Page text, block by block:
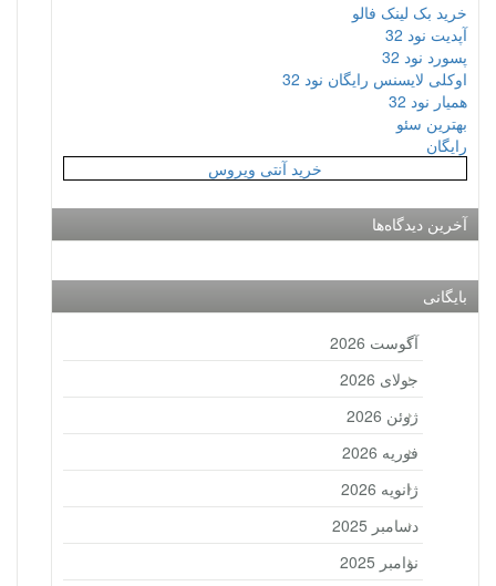
خرید بک لینک فالو
آپدیت نود 32
پسورد نود 32
اوکلی لایسنس رایگان نود 32
همیار نود 32
بهترین سئو
رایگان
خرید آنتی ویروس
آخرین دیدگاه‌ها
بایگانی
آگوست 2026
جولای 2026
ژوئن 2026
فوریه 2026
ژانویه 2026
دسامبر 2025
نوامبر 2025